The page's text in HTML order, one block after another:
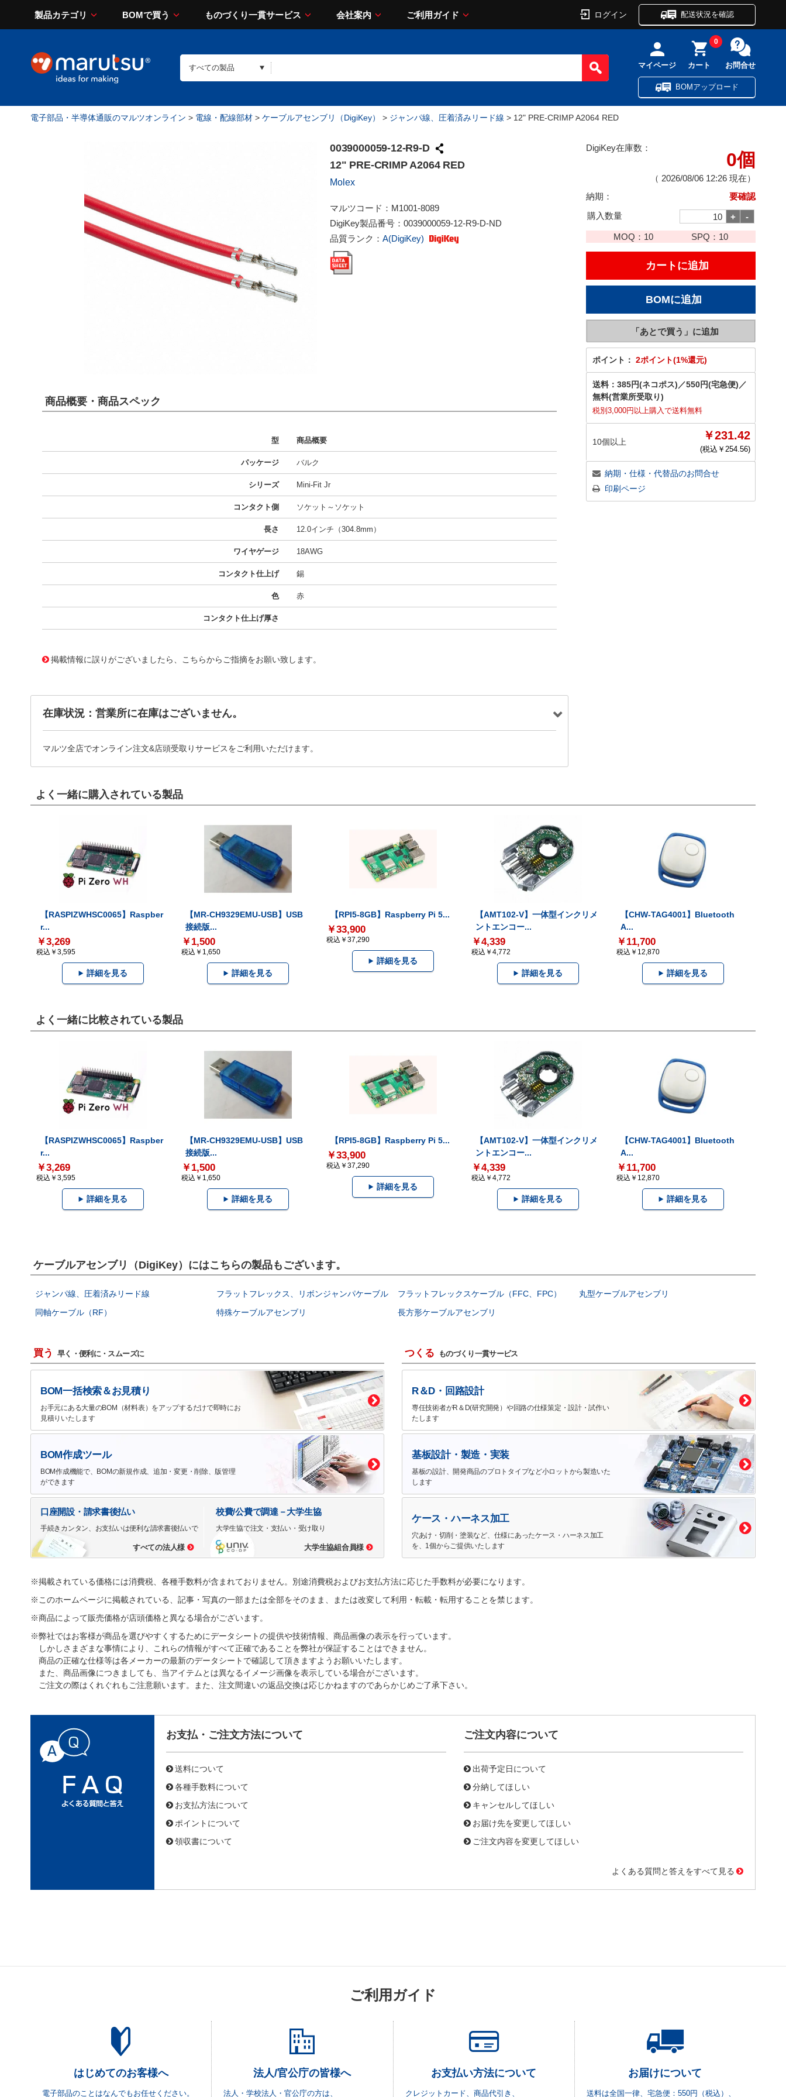
製品カテゴリ BOMで買う ものづくり一貫サービス 会社案内 ご利用ガイド ログイン 配送状況を確認
マイページ カート
0
お問合せ
BOMアップロード
電子部品・半導体通販のマルツオンライン > 電線・配線部材 > ケーブルアセンブリ（DigiKey） > ジャンパ線、圧着済みリード線 > 12" PRE-CRIMP A2064 RED
0039000059-12-R9-D
12" PRE-CRIMP A2064 RED
Molex
マルツコード： M1001-8089
DigiKey製品番号： 0039000059-12-R9-D-ND
品質ランク： A(DigiKey)
DigiKey在庫数：
0個
（ 2026/08/06 12:26 現在）
納期：
要確認
購入数量
MOQ： 10 SPQ： 10
ポイント： 2ポイント(1%還元)
送料： 385円(ネコポス) ／550円(宅急便) ／
無料(営業所受取り)
税別3,000円以上購入で送料無料
10個以上 ￥231.42
(税込￥ 254.56)
納期・仕様・代替品のお問合せ
印刷ページ
商品概要・商品スペック
型 商品概要
パッケージ バルク
シリーズ Mini-Fit Jr
コンタクト側 ソケット～ソケット
長さ 12.0インチ（304.8mm）
ワイヤゲージ 18AWG
コンタクト仕上げ 錫
色 赤
コンタクト仕上げ厚さ
掲載情報に誤りがございましたら、こちらからご指摘をお願い致します。
在庫状況：営業所に在庫はございません。
マルツ全店でオンライン注文&店頭受取りサービスをご利用いただけます。
よく一緒に購入されている製品
【RASPIZWHSC0065】Raspber
r...
￥3,269
税込￥3,595
詳細を見る
【MR-CH9329EMU-USB】USB
接続版...
￥1,500
税込￥1,650
詳細を見る
【RPI5-8GB】Raspberry Pi 5...
￥33,900
税込￥37,290
詳細を見る
【AMT102-V】一体型インクリメ
ントエンコー...
￥4,339
税込￥4,772
詳細を見る
【CHW-TAG4001】Bluetooth
A...
￥11,700
税込￥12,870
詳細を見る
よく一緒に比較されている製品
【RASPIZWHSC0065】Raspber
r...
￥3,269
税込￥3,595
詳細を見る
【MR-CH9329EMU-USB】USB
接続版...
￥1,500
税込￥1,650
詳細を見る
【RPI5-8GB】Raspberry Pi 5...
￥33,900
税込￥37,290
詳細を見る
【AMT102-V】一体型インクリメ
ントエンコー...
￥4,339
税込￥4,772
詳細を見る
【CHW-TAG4001】Bluetooth
A...
￥11,700
税込￥12,870
詳細を見る
ケーブルアセンブリ（DigiKey）にはこちらの製品もございます。
ジャンパ線、圧着済みリード線 フラットフレックス、リボンジャンパケーブル フラットフレックスケーブル（FFC、FPC）
丸型ケーブルアセンブリ
同軸ケーブル（RF）
特殊ケーブルアセンブリ 長方形ケーブルアセンブリ
買う 早く・便利に・スムーズに
BOM一括検索＆お見積り
お手元にある大量のBOM（材料表）をアップするだけで即時にお
見積りいたします
BOM作成ツール
BOM作成機能で、BOMの新規作成、追加・変更・削除、版管理
ができます
口座開設・請求書後払い
手続きカンタン、お支払いは便利な請求書後払いで
すべての法人様
校費/公費で調達－大学生協
大学生協で注文・支払い・受け取り
大学生協組合員様
つくる ものづくり一貫サービス
R＆D・回路設計
専任技術者がR＆D(研究開発）や回路の仕様策定・設計・試作い
たします
基板設計・製造・実装
基板の設計、開発商品のプロトタイプなど小ロットから製造いた
します
ケース・ハーネス加工
穴あけ・切削・塗装など、仕様にあったケース・ハーネス加工
を、1個からご提供いたします
※掲載されている価格には消費税、各種手数料が含まれておりません。別途消費税およびお支払方法に応じた手数料が必要になります。
※このホームページに掲載されている、記事・写真の一部または全部をそのまま、または改変して利用・転載・転用することを禁じます。
※商品によって販売価格が店頭価格と異なる場合がございます。
※弊社ではお客様が商品を選びやすくするためにデータシートの提供や技術情報、商品画像の表示を行っています。
しかしさまざまな事情により、これらの情報がすべて正確であることを弊社が保証することはできません。
商品の正確な仕様等は各メーカーの最新のデータシートで確認して頂きますようお願いいたします。
また、商品画像につきましても、当アイテムとは異なるイメージ画像を表示している場合がございます。
ご注文の際はくれぐれもご注意願います。また、注文間違いの返品交換は応じかねますのであらかじめご了承下さい。
お支払・ご注文方法について
送料について
各種手数料について
お支払方法について
ポイントについて
領収書について
ご注文内容について
出荷予定日について
分納してほしい
キャンセルしてほしい
お届け先を変更してほしい
ご注文内容を変更してほしい
よくある質問と答えをすべて見る
ご利用ガイド
はじめてのお客様へ
電子部品のことはなんでもお任せください。
法人/官公庁の皆様へ
法人・学校法人・官公庁の方は、
お支払い方法について
クレジットカード、商品代引き、
お届けについて
送料は全国一律、宅急便：550円（税込）、